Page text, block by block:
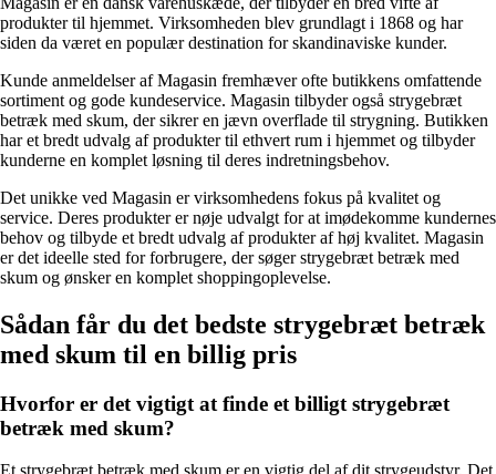
produkter til hjemmet. Virksomheden blev grundlagt i 1868 og har
siden da været en populær destination for skandinaviske kunder.
Kunde anmeldelser af Magasin fremhæver ofte butikkens omfattende
sortiment og gode kundeservice. Magasin tilbyder også strygebræt
betræk med skum, der sikrer en jævn overflade til strygning. Butikken
har et bredt udvalg af produkter til ethvert rum i hjemmet og tilbyder
kunderne en komplet løsning til deres indretningsbehov.
Det unikke ved Magasin er virksomhedens fokus på kvalitet og
service. Deres produkter er nøje udvalgt for at imødekomme kundernes
behov og tilbyde et bredt udvalg af produkter af høj kvalitet. Magasin
er det ideelle sted for forbrugere, der søger strygebræt betræk med
skum og ønsker en komplet shoppingoplevelse.
Sådan får du det bedste strygebræt betræk
med skum til en billig pris
Hvorfor er det vigtigt at finde et billigt strygebræt
betræk med skum?